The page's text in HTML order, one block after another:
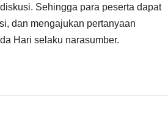
Sehingga para peserta dapat
dan mengajukan pertanyaan
Hari selaku narasumber.